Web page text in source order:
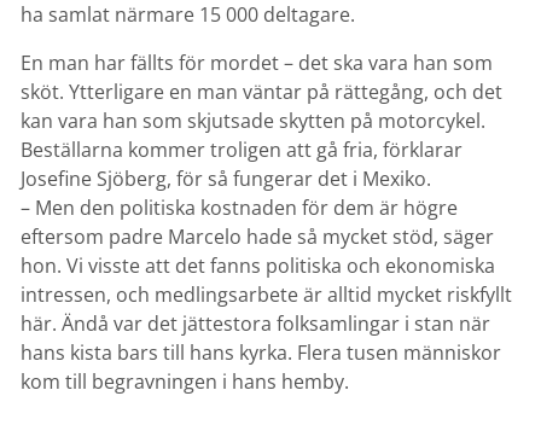
ha samlat närmare 15 000 deltagare.
En man har fällts för mordet – det ska vara han som
sköt. Ytterligare en man väntar på rättegång, och det
kan vara han som skjutsade skytten på motorcykel.
Beställarna kommer troligen att gå fria, förklarar
Josefine Sjöberg, för så fungerar det i Mexiko.
– Men den politiska kostnaden för dem är högre
eftersom padre Marcelo hade så mycket stöd, säger
hon. Vi visste att det fanns politiska och ekonomiska
intressen, och medlingsarbete är alltid mycket riskfyllt
här. Ändå var det jättestora folksamlingar i stan när
hans kista bars till hans kyrka. Flera tusen människor
kom till begravningen i hans hemby.